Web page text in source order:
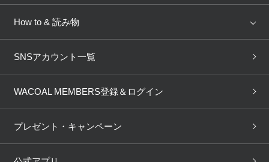
AMPHI une nana cool
OUR WACOAL
WACOAL Remamma Mens Innerwear
Licensed Brands
ブラ無料診断
3Dボディスキャン
新着情報
商品回収
ニュース＆トピックス
How to & 読み物
下着の基礎知識
ブラパン ワコールスタイル
SNSアカウント一覧
WACOAL MEMBERS登録＆ログイン
プレゼント・キャンペーン